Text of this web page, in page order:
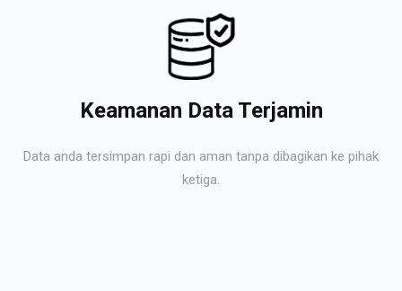
Keamanan Data Terjamin
Data anda tersimpan rapi dan aman tanpa dibagikan ke pihak
ketiga.